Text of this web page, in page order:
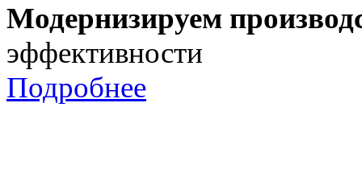
Модернизируем
эффективности
Подробнее